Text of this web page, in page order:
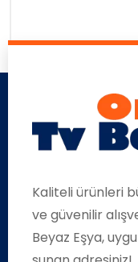
Kaliteli ürünleri
ve güvenilir
Beyaz Eşya,